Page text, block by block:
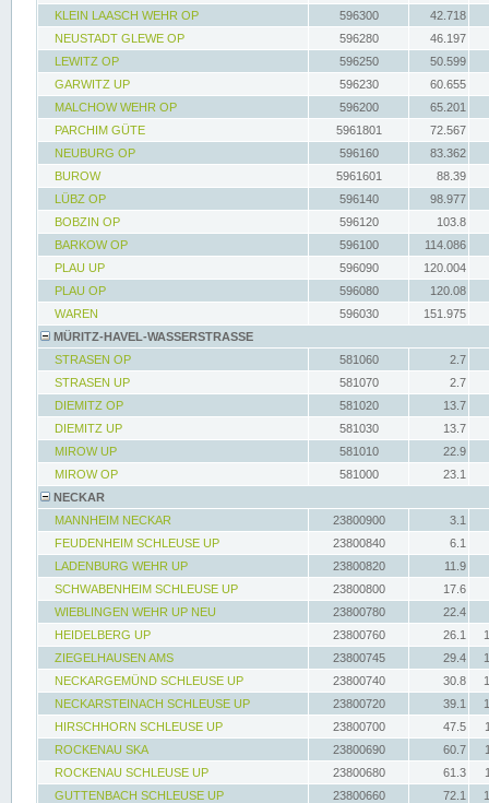
KLEIN LAASCH WEHR OP
596300
42.718
NEUSTADT GLEWE OP
596280
46.197
LEWITZ OP
596250
50.599
GARWITZ UP
596230
60.655
MALCHOW WEHR OP
596200
65.201
PARCHIM GÜTE
5961801
72.567
NEUBURG OP
596160
83.362
BUROW
5961601
88.39
LÜBZ OP
596140
98.977
BOBZIN OP
596120
103.8
BARKOW OP
596100
114.086
PLAU UP
596090
120.004
PLAU OP
596080
120.08
WAREN
596030
151.975
MÜRITZ-HAVEL-WASSERSTRASSE
STRASEN OP
581060
2.7
STRASEN UP
581070
2.7
DIEMITZ OP
581020
13.7
DIEMITZ UP
581030
13.7
MIROW UP
581010
22.9
MIROW OP
581000
23.1
NECKAR
MANNHEIM NECKAR
23800900
3.1
FEUDENHEIM SCHLEUSE UP
23800840
6.1
LADENBURG WEHR UP
23800820
11.9
SCHWABENHEIM SCHLEUSE UP
23800800
17.6
WIEBLINGEN WEHR UP NEU
23800780
22.4
HEIDELBERG UP
23800760 26.1
ZIEGELHAUSEN AMS
23800745 29.4
NECKARGEMÜND SCHLEUSE UP
23800740 30.8
NECKARSTEINACH SCHLEUSE UP
23800720 39.1
HIRSCHHORN SCHLEUSE UP
23800700 47.5
ROCKENAU SKA
23800690 60.7
ROCKENAU SCHLEUSE UP
23800680 61.3
GUTTENBACH SCHLEUSE UP
23800660 72.1